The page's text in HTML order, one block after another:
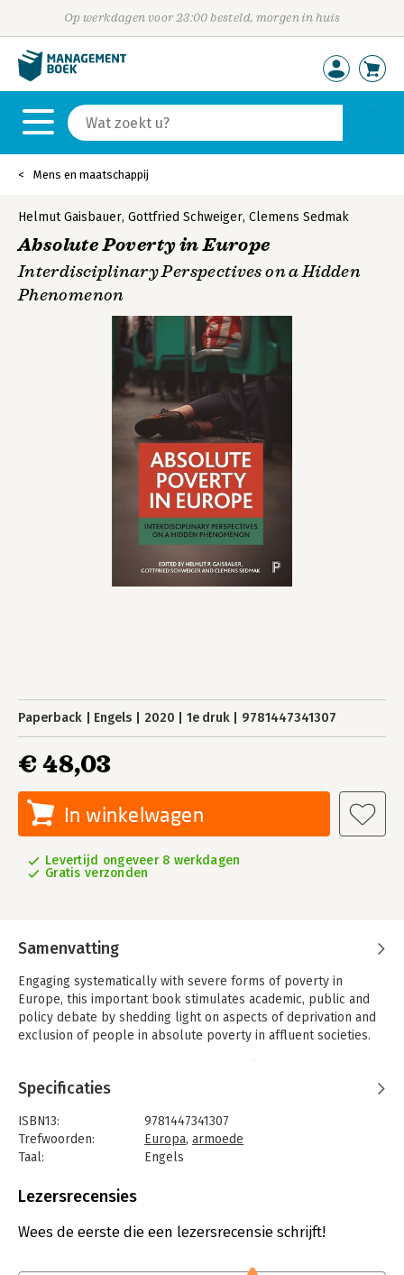
Op werkdagen voor 23:00 besteld, morgen in huis
Mens en maatschappij
Helmut Gaisbauer, Gottfried Schweiger, Clemens Sedmak
Absolute Poverty in Europe
Interdisciplinary Perspectives on a Hidden
Phenomenon
Paperback Engels 2020 1e druk 9781447341307
€ 48,03
In winkelwagen
Levertijd ongeveer 8 werkdagen
Gratis verzonden
Samenvatting
Engaging systematically with severe forms of poverty in
Europe, this important book stimulates academic, public and
policy debate by shedding light on aspects of deprivation and
exclusion of people in absolute poverty in affluent societies.
nutrition, poverty related shame, and violence. The book
investigates different policy and civic responses to extreme
poverty, ranging from food donations to penalisation and
"social cleansing" of highly visible poor and how it is related to
concerns of ethics, justice and human dignity.
Specificaties
ISBN13:
9781447341307
Trefwoorden:
Europa, armoede
Taal:
Engels
Aantal pagina's:
Druk:
1
Lezersrecensies
Wees de eerste die een lezersrecensie schrijft!